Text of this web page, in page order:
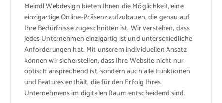
Meindl Webdesign bieten Ihnen die Möglichkeit, eine
einzigartige Online-Präsenz aufzubauen, die genau auf
Ihre Bedürfnisse zugeschnitten ist. Wir verstehen, dass
jedes Unternehmen einzigartig ist und unterschiedliche
Anforderungen hat. Mit unserem individuellen Ansatz
können wir sicherstellen, dass Ihre Website nicht nur
optisch ansprechend ist, sondern auch alle Funktionen
und Features enthält, die für den Erfolg Ihres
Unternehmens im digitalen Raum entscheidend sind.